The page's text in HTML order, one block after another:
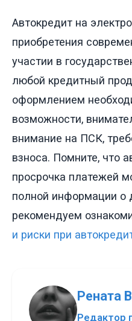
Автокредит на
приобретения
участии в
любой кредитный
оформлением
возможности,
внимание на ПСК,
взноса. Помните, что
просрочка платежей
полной информации о
рекомендуем
и риски при
Рената
Редактор